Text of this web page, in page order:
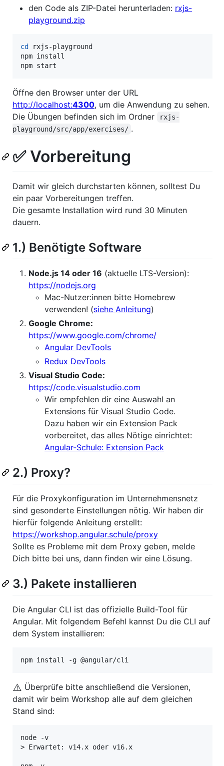
den Code als ZIP-Datei herunterladen: rxjs-
playground.zip
cd
rxjs-playground
npm install
npm start
Öffne den Browser unter der URL
http://localhost:4300, um die Anwendung zu sehen.
Die Übungen befinden sich im Ordner
rxjs-
playground/src/app/exercises/ .
✅ Vorbereitung
Damit wir gleich durchstarten können, solltest Du
ein paar Vorbereitungen treffen.
Die gesamte Installation wird rund 30 Minuten
dauern.
1.) Benötigte Software
Node.js 14 oder 16 (aktuelle LTS-Version):
https://nodejs.org
Mac-Nutzer:innen bitte Homebrew
verwenden! (siehe Anleitung)
Google Chrome:
https://www.google.com/chrome/
Angular DevTools
Redux DevTools
Visual Studio Code:
https://code.visualstudio.com
Wir empfehlen dir eine Auswahl an
Extensions für Visual Studio Code.
Dazu haben wir ein Extension Pack
vorbereitet, das alles Nötige einrichtet:
Angular-Schule: Extension Pack
2.) Proxy?
Für die Proxykonfiguration im Unternehmensnetz
sind gesonderte Einstellungen nötig. Wir haben dir
hierfür folgende Anleitung erstellt:
https://workshop.angular.schule/proxy
Sollte es Probleme mit dem Proxy geben, melde
Dich bitte bei uns, dann finden wir eine Lösung.
3.) Pakete installieren
Die Angular CLI ist das offizielle Build-Tool für
Angular. Mit folgendem Befehl kannst Du die CLI auf
dem System installieren:
npm install -g @angular/cli
⚠️ Überprüfe bitte anschließend die Versionen,
damit wir beim Workshop alle auf dem gleichen
Stand sind:
node -v
> Erwartet: v14.x oder v16.x